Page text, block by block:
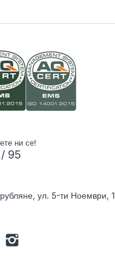
ни се!
95
ул. 5-ти Ноември, 1